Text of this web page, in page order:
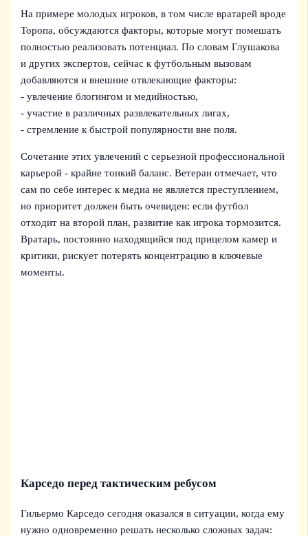
На примере молодых игроков, в том числе вратарей вроде
Торопа, обсуждаются факторы, которые могут помешать
полностью реализовать потенциал. По словам Глушакова
и других экспертов, сейчас к футбольным вызовам
добавляются и внешние отвлекающие факторы:
- увлечение блогингом и медийностью,
- участие в различных развлекательных лигах,
- стремление к быстрой популярности вне поля.
Сочетание этих увлечений с серьезной профессиональной
карьерой - крайне тонкий баланс. Ветеран отмечает, что
сам по себе интерес к медиа не является преступлением,
но приоритет должен быть очевиден: если футбол
отходит на второй план, развитие как игрока тормозится.
Вратарь, постоянно находящийся под прицелом камер и
критики, рискует потерять концентрацию в ключевые
моменты.
Карседо перед тактическим ребусом
Гильермо Карседо сегодня оказался в ситуации, когда ему
нужно одновременно решать несколько сложных задач: